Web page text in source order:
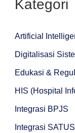
Kategori
Artificial
Digitalisasi
Edukasi &
HIS (Hospital
Integrasi BPJS
Integrasi